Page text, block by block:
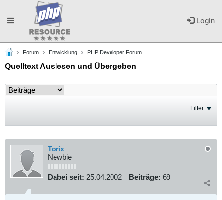
Login
Toggle
navigation
Forum Entwicklung PHP Developer Forum
Quelltext Auslesen und Übergeben
Filter
Torix
Newbie
Dabei seit: 25.04.2002 Beiträge: 69